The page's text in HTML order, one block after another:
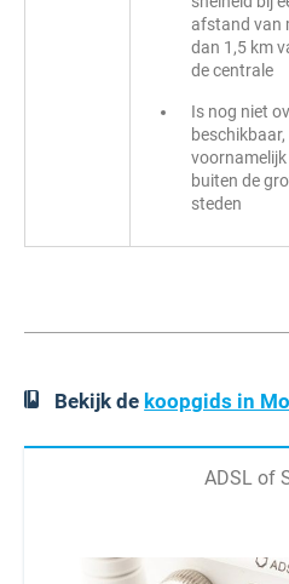
afstand van
dan 1,5 km
de centrale
Is nog niet
beschikbaar,
voornamelijk
buiten de
steden
Bekijk de koopgids in
ADSL of